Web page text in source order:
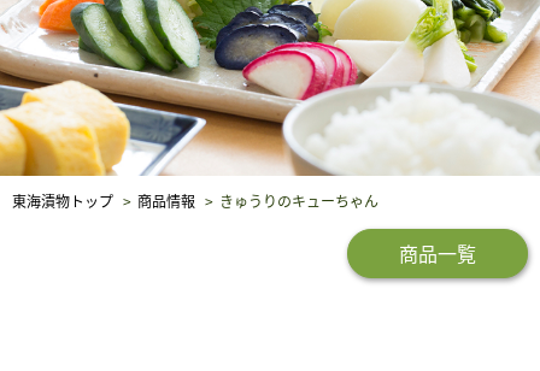
東海漬物トップ 商品情報 きゅうりのキューちゃん
商品一覧